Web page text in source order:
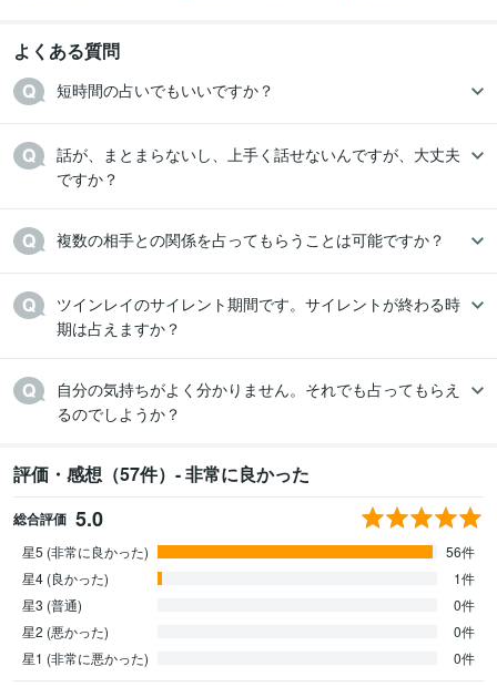
よくある質問
短時間の占いでもいいですか？
話が、まとまらないし、上手く話せないんですが、大丈夫
ですか？
複数の相手との関係を占ってもらうことは可能ですか？
ツインレイのサイレント期間です。サイレントが終わる時
期は占えますか？
自分の気持ちがよく分かりません。それでも占ってもらえ
るのでしようか？
評価・感想（57件）- 非常に良かった
総合評価 5.0
星5 (非常に良かった)
56件
星4 (良かった)
1件
星3 (普通)
0件
星2 (悪かった)
0件
星1 (非常に悪かった)
0件